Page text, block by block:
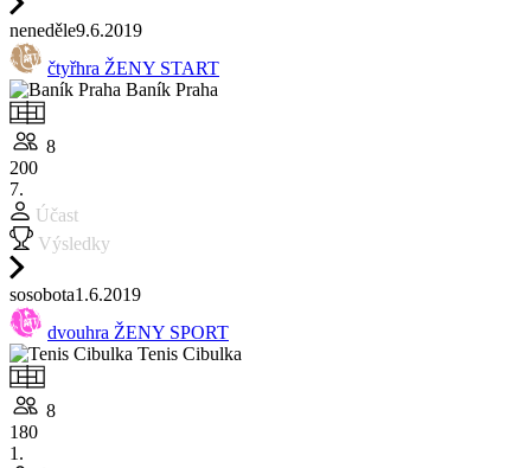
neneděle9.6.2019
čtyřhra ŽENY START
Baník Praha
8
200
7.
Účast
Výsledky
sosobota1.6.2019
dvouhra ŽENY SPORT
Tenis Cibulka
8
180
1.